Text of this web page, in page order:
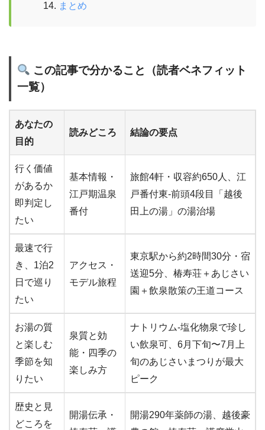
まとめ
この記事で分かること（読者ベネフィット
一覧）
あなたの
目的
読みどころ 結論の要点
行く価値
があるか
即判定し
たい
基本情報・
江戸期温泉
番付
旅館4軒・収容約650人、江
戸番付東-前頭4段目「越後
田上の湯」の湯治場
最速で行
き、1泊2
日で巡り
たい
アクセス・
モデル旅程
東京駅から約2時間30分・宿
送迎5分、椿寿荘＋あじさい
園＋飲泉散策の王道コース
お湯の質
と楽しむ
季節を知
りたい
泉質と効
能・四季の
楽しみ方
ナトリウム-塩化物泉で珍し
い飲泉可、6月下旬〜7月上
旬のあじさいまつりが最大
ピーク
歴史と見
どころを
開湯伝承・
開湯290年薬師の湯、越後豪